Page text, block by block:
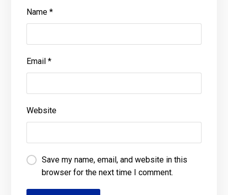
Name*
Email*
Website
Save my name, email, and website in this
browser for the next time I comment.